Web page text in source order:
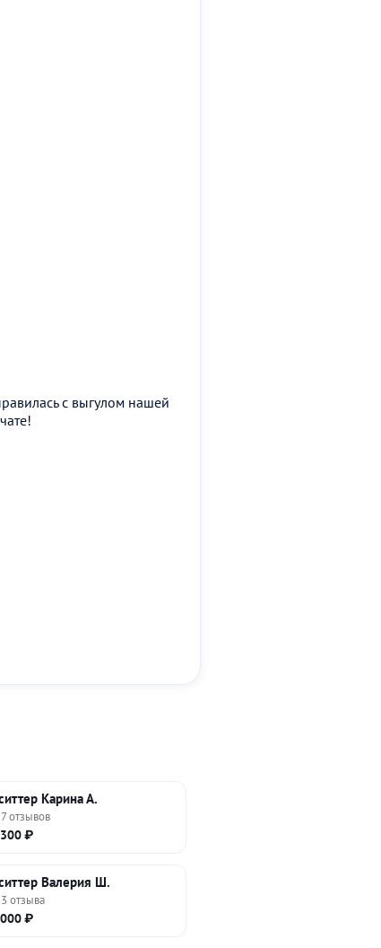
с выгулом нашей
Карина А.
отзывов
₽
Валерия Ш.
отзыва
₽